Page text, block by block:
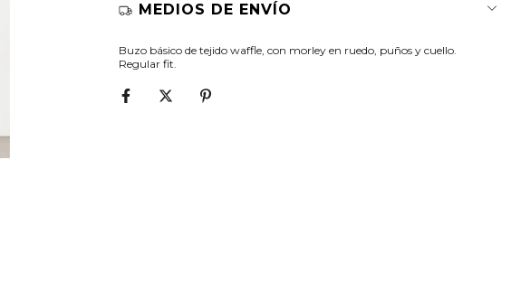
MEDIOS DE ENVÍO
Buzo básico de tejido waffle, con morley en ruedo, puños y cuello.
Regular fit.